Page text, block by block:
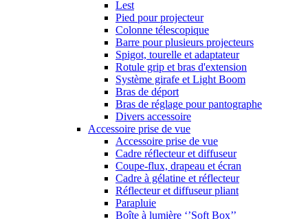
Lest
Pied pour projecteur
Colonne télescopique
Barre pour plusieurs projecteurs
Spigot, tourelle et adaptateur
Rotule grip et bras d'extension
Système girafe et Light Boom
Bras de déport
Bras de réglage pour pantographe
Divers accessoire
Accessoire prise de vue
Accessoire prise de vue
Cadre réflecteur et diffuseur
Coupe-flux, drapeau et écran
Cadre à gélatine et réflecteur
Réflecteur et diffuseur pliant
Parapluie
Boîte à lumière ‘’Soft Box’’